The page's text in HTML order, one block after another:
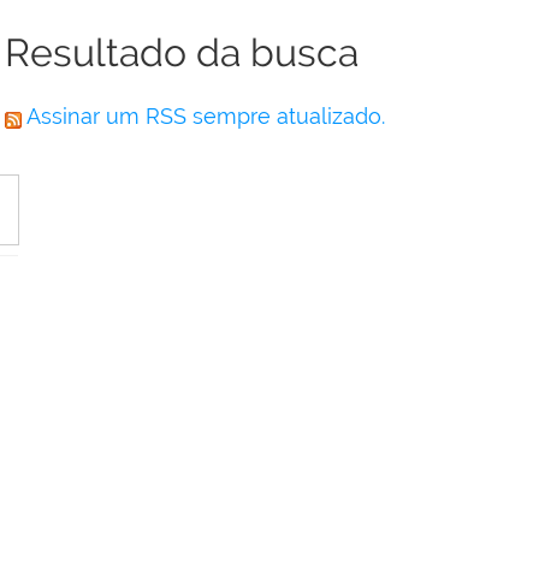
Resultado da busca
Assinar um RSS sempre atualizado.